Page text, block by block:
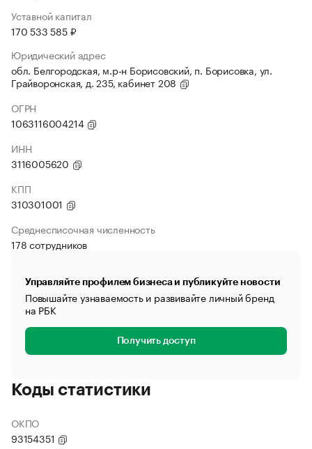
Уставной капитал
170 533 585 ₽
Юридический адрес
обл. Белгородская, м.р-н Борисовский, п. Борисовка, ул.
Грайворонская, д. 235, кабинет 208
ОГРН
1063116004214
ИНН
3116005620
КПП
310301001
Среднесписочная численность
178 сотрудников
Управляйте профилем бизнеса и публикуйте новости
Повышайте узнаваемость и развивайте личный бренд
на РБК
Получить доступ
Коды статистики
ОКПО
93154351